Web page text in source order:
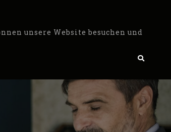
unsere Website besuchen und
Search